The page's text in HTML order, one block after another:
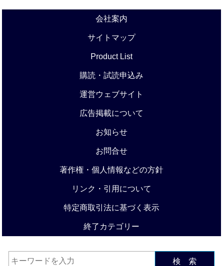
会社案内
サイトマップ
Product List
購読・試読申込み
運営ウェブサイト
広告掲載について
お知らせ
お問合せ
著作権・個人情報などの方針
リンク・引用について
特定商取引法に基づく表示
終了カテゴリー
検 索